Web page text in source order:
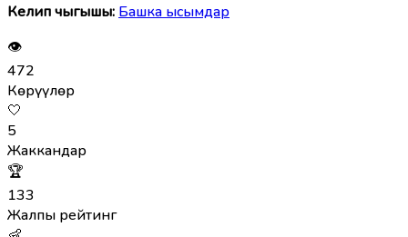
Келип чыгышы: Башка ысымдар
👁
472
Көрүүлөр
🤍
5
Жаккандар
🏆
133
Жалпы рейтинг